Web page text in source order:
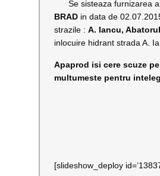
Se sisteaza furnizarea
BRAD in data de
strazile :A. Iancu,
inlocuire hidrant strada A.
Apaprod isi cere scuze
multumeste pentru
[slideshow_deploy